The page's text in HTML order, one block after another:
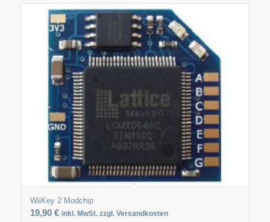
WiiKey 2 Modchip
19,90 € inkl. MwSt. zzgl. Versandkosten